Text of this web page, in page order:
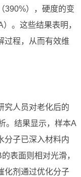
390%），硬度的变
。这些结果表明，
过程，从而有效维
究人员对老化后的
。结果显示，样本A
分子已深入材料内
表面则相对光滑，
化剂通过优化分子